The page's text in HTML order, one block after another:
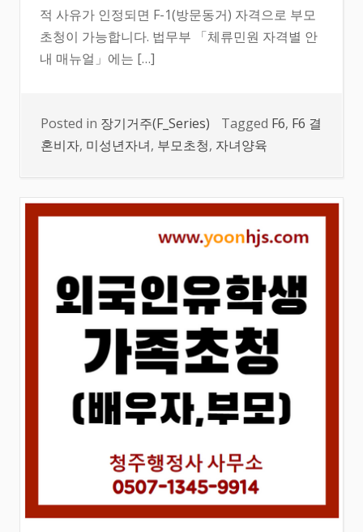
적 사유가 인정되면 F-1(방문동거) 자격으로 부모
초청이 가능합니다. 법무부 「체류민원 자격별 안
내 매뉴얼」에는 […]
Posted in 장기거주(F_Series) Tagged F6, F6 결
혼비자, 미성년자녀, 부모초청, 자녀양육